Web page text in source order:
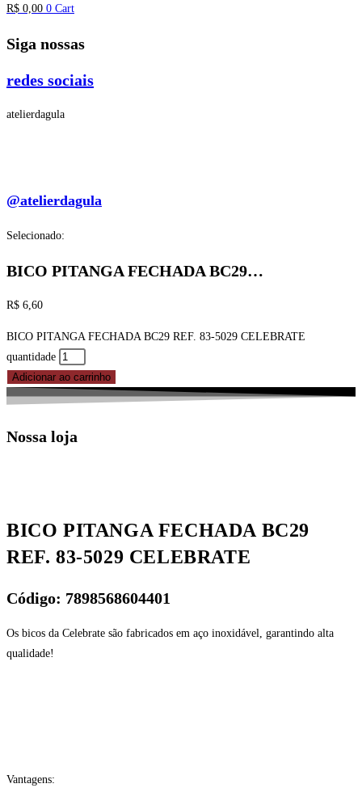
R$ 0,00 0 Cart
Siga nossas
redes sociais
atelierdagula
@atelierdagula
Selecionado:
BICO PITANGA FECHADA BC29…
R$ 6,60
BICO PITANGA FECHADA BC29 REF. 83-5029 CELEBRATE
quantidade
Adicionar ao carrinho
Nossa loja
BICO PITANGA FECHADA BC29
REF. 83-5029 CELEBRATE
Código: 7898568604401
Os bicos da Celebrate são fabricados em aço inoxidável, garantindo alta
qualidade!
Vantagens: